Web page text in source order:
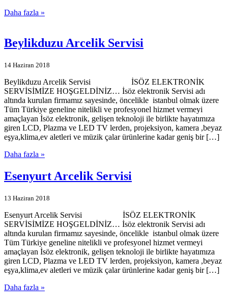
Daha fazla »
Beylikduzu Arcelik Servisi
14 Haziran 2018
Beylikduzu Arcelik Servisi İSÖZ ELEKTRONİK
SERVİSİMİZE HOŞGELDİNİZ… İsöz elektronik Servisi adı
altında kurulan firmamız sayesinde, öncelikle istanbul olmak üzere
Tüm Türkiye geneline nitelikli ve profesyonel hizmet vermeyi
amaçlayan İsöz elektronik, gelişen teknoloji ile birlikte hayatımıza
giren LCD, Plazma ve LED TV lerden, projeksiyon, kamera ,beyaz
eşya,klima,ev aletleri ve müzik çalar ürünlerine kadar geniş bir […]
Daha fazla »
Esenyurt Arcelik Servisi
13 Haziran 2018
Esenyurt Arcelik Servisi İSÖZ ELEKTRONİK
SERVİSİMİZE HOŞGELDİNİZ… İsöz elektronik Servisi adı
altında kurulan firmamız sayesinde, öncelikle istanbul olmak üzere
Tüm Türkiye geneline nitelikli ve profesyonel hizmet vermeyi
amaçlayan İsöz elektronik, gelişen teknoloji ile birlikte hayatımıza
giren LCD, Plazma ve LED TV lerden, projeksiyon, kamera ,beyaz
eşya,klima,ev aletleri ve müzik çalar ürünlerine kadar geniş bir […]
Daha fazla »